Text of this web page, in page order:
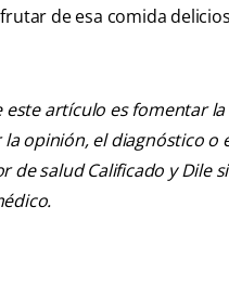
de esa comida
este artículo es fomentar
opinión, el diagnóstico
de salud Calificado y Dile